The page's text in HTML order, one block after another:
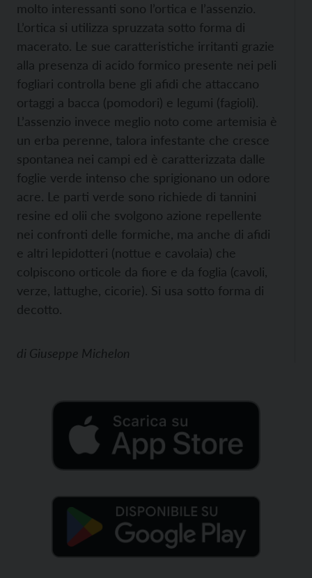
molto interessanti sono l’ortica e l’assenzio.
L’ortica si utilizza spruzzata sotto forma di
macerato. Le sue caratteristiche irritanti grazie
alla presenza di acido formico presente nei peli
fogliari controlla bene gli afidi che attaccano
ortaggi a bacca (pomodori) e legumi (fagioli).
L’assenzio invece meglio noto come artemisia è
un erba perenne, talora infestante che cresce
spontanea nei campi ed è caratterizzata dalle
foglie verde intenso che sprigionano un odore
acre. Le parti verde sono richiede di tannini
resine ed olii che svolgono azione repellente
nei confronti delle formiche, ma anche di afidi
e altri lepidotteri (nottue e cavolaia) che
colpiscono orticole da fiore e da foglia (cavoli,
verze, lattughe, cicorie). Si usa sotto forma di
decotto.
di Giuseppe Michelon